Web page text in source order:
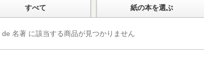
すべて 紙の本を選ぶ
de 名著 に該当する商品が見つかりません